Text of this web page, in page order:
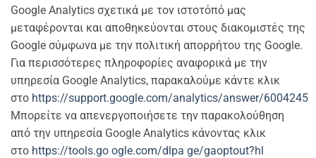
Google Analytics σχετικά με τον ιστοτόπό μας
μεταφέρονται και αποθηκεύονται στους διακομιστές της
Google σύμφωνα με την πολιτική απορρήτου της Google.
Για περισσότερες πληροφορίες αναφορικά με την
υπηρεσία Google Analytics, παρακαλούμε κάντε κλικ
στο https://support.google.com/analytics/answer/6004245
Μπορείτε να απενεργοποιήσετε την παρακολούθηση
από την υπηρεσία Google Analytics κάνοντας κλικ
στο https://tools.go ogle.com/dlpa ge/gaoptout?hl